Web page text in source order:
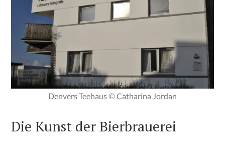
Denvers Teehaus © Catharina Jordan
Die Kunst der Bierbrauerei